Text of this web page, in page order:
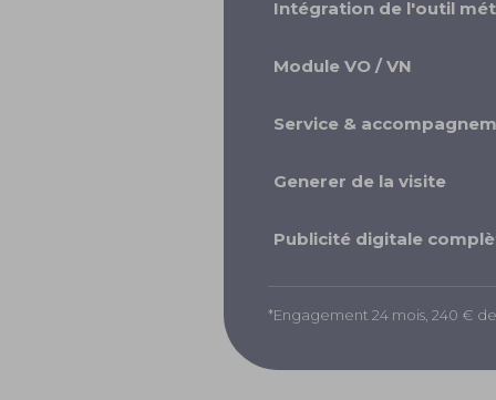
Intégration de l'outil
Module VO / VN
Service &
Generer de la visite
Publicité digitale
*Engagement 24 mois, 240 €